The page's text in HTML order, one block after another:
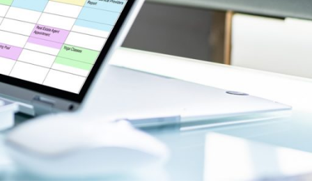
Gesundheitskooperation
“Naëmi+”